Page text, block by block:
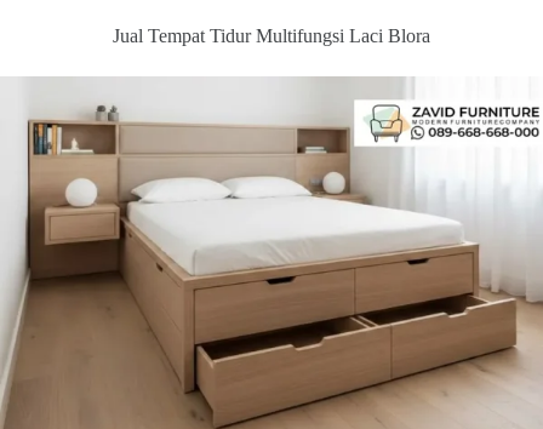
Jual Tempat Tidur Multifungsi Laci Blora